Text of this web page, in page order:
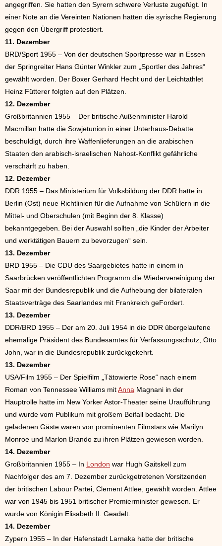
angegriffen. Sie hatten den Syrern schwere Verluste zugefügt. In
einer Note an die Vereinten Nationen hatten die syrische Regierung
gegen den Übergriff protestiert.
11. Dezember
BRD/Sport 1955 – Von der deutschen Sportpresse war in Essen
der Springreiter Hans Günter Winkler zum „Sportler des Jahres“
gewählt worden. Der Boxer Gerhard Hecht und der Leichtathlet
Heinz Fütterer folgten auf den Plätzen.
12. Dezember
Großbritannien 1955 – Der britische Außenminister Harold
Macmillan hatte die Sowjetunion in einer Unterhaus-Debatte
beschuldigt, durch ihre Waffenlieferungen an die arabischen
Staaten den arabisch-israelischen Nahost-Konflikt gefährliche
verschärft zu haben.
12. Dezember
DDR 1955 – Das Ministerium für Volksbildung der DDR hatte in
Berlin (Ost) neue Richtlinien für die Aufnahme von Schülern in die
Mittel- und Oberschulen (mit Beginn der 8. Klasse)
bekanntgegeben. Bei der Auswahl sollten „die Kinder der Arbeiter
und werktätigen Bauern zu bevorzugen“ sein.
13. Dezember
BRD 1955 – Die CDU des Saargebietes hatte in einem in
Saarbrücken veröffentlichten Programm die Wiedervereinigung der
Saar mit der Bundesrepublik und die Aufhebung der bilateralen
Staatsverträge des Saarlandes mit Frankreich geFordert.
13. Dezember
DDR/BRD 1955 – Der am 20. Juli 1954 in die DDR übergelaufene
ehemalige Präsident des Bundesamtes für Verfassungsschutz, Otto
John, war in die Bundesrepublik zurückgekehrt.
13. Dezember
USA/Film 1955 – Der Spielfilm „Tätowierte Rose“ nach einem
Roman von Tennessee Williams mitAnna Magnani in der
Hauptrolle hatte im New Yorker Astor-Theater seine Uraufführung
und wurde vom Publikum mit großem Beifall bedacht. Die
geladenen Gäste waren von prominenten Filmstars wie Marilyn
Monroe und Marlon Brando zu ihren Plätzen gewiesen worden.
14. Dezember
Großbritannien 1955 – In London war Hugh Gaitskell zum
Nachfolger des am 7. Dezember zurückgetretenen Vorsitzenden
der britischen Labour Partei, Clement Attlee, gewählt worden. Attlee
war von 1945 bis 1951 britischer Premierminister gewesen. Er
wurde von Königin Elisabeth II. Geadelt.
14. Dezember
Zypern 1955 – In der Hafenstadt Larnaka hatte der britische